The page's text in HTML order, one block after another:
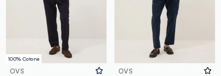
100% Cotone
OVS
OVS